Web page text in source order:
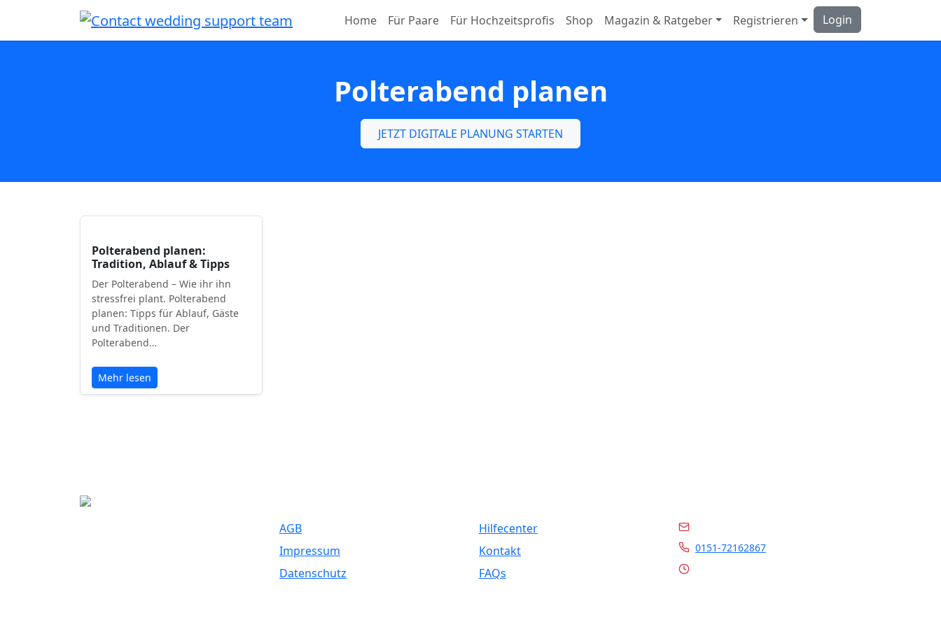
Home Für Paare Für Hochzeitsprofis Shop Magazin & Ratgeber Registrieren Login
Polterabend planen
JETZT DIGITALE PLANUNG STARTEN
Polterabend planen:
Tradition, Ablauf & Tipps
Der Polterabend – Wie ihr ihn
stressfrei plant. Polterabend
planen: Tipps für Ablauf, Gäste
und Traditionen. Der
Polterabend…
Mehr lesen
AGB
Impressum
Datenschutz
Hilfecenter
Kontakt
FAQs
0151-72162867